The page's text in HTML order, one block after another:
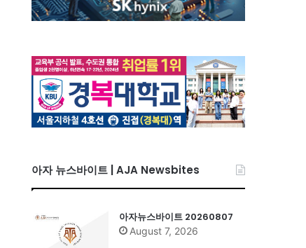
아자 뉴스바이트 | AJA Newsbites
아자뉴스바이트 20260807
August 7, 2026